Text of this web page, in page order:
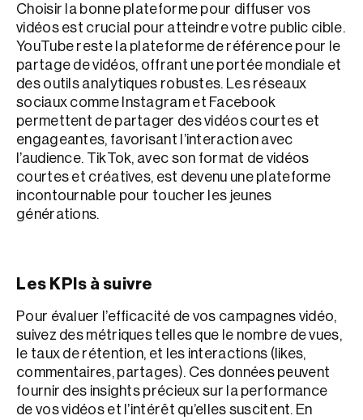
Choisir la bonne plateforme pour diffuser vos
vidéos est crucial pour atteindre votre public cible.
YouTube reste la plateforme de référence pour le
partage de vidéos, offrant une portée mondiale et
des outils analytiques robustes. Les réseaux
sociaux comme Instagram et Facebook
permettent de partager des vidéos courtes et
engageantes, favorisant l’interaction avec
l’audience. TikTok, avec son format de vidéos
courtes et créatives, est devenu une plateforme
incontournable pour toucher les jeunes
générations.
Les KPIs à suivre
Pour évaluer l’efficacité de vos campagnes vidéo,
suivez des métriques telles que le nombre de vues,
le taux de rétention, et les interactions (likes,
commentaires, partages). Ces données peuvent
fournir des insights précieux sur la performance
de vos vidéos et l’intérêt qu’elles suscitent. En